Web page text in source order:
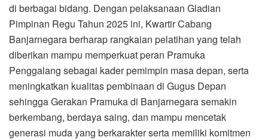
di berbagai bidang. Dengan pelaksanaan Gladian
Pimpinan Regu Tahun 2025 ini, Kwartir Cabang
Banjarnegara berharap rangkaian pelatihan yang telah
diberikan mampu memperkuat peran Pramuka
Penggalang sebagai kader pemimpin masa depan, serta
meningkatkan kualitas pembinaan di Gugus Depan
sehingga Gerakan Pramuka di Banjarnegara semakin
berkembang, berdaya saing, dan mampu mencetak
generasi muda yang berkarakter serta memiliki komitmen